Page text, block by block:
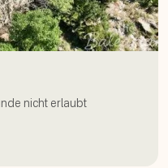
nicht erlaubt